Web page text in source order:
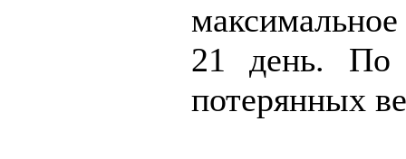
21 день. По
потерянных